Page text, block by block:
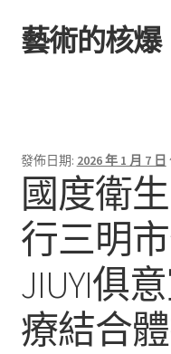
跳
至
跳
至
藝術的核爆
發佈日期: 2026 年 1 月 7 日
國度衛
行三明
JIUYI俱
療結合